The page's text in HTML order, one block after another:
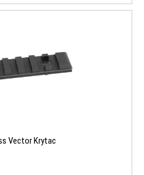
Vector Krytac